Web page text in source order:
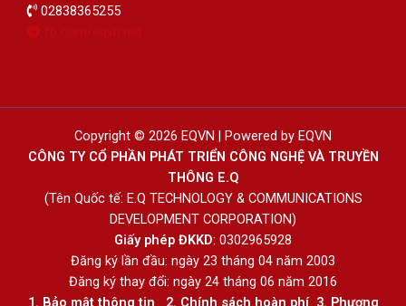
02838365255
fb.com/eqvn.net
Copyright © 2026 EQVN | Powered by EQVN
CÔNG TY CỔ PHẦN PHÁT TRIỂN CÔNG NGHỆ VÀ TRUYỀN
THÔNG E.Q
(Tên Quốc tế: E.Q TECHNOLOGY & COMMUNICATIONS
DEVELOPMENT CORPORATION)
Giấy phép ĐKKD: 0302965928
Đăng ký lần đầu: ngày 23 tháng 04 năm 2003
Đăng ký thay đổi: ngày 24 tháng 06 năm 2016
1. Bảo mật thông tin 2. Chính sách hoàn phí3. Phương